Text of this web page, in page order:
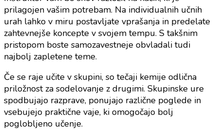
prilagojen vašim potrebam. Na individualnih učnih
urah lahko v miru postavljate vprašanja in predelate
zahtevnejše koncepte v svojem tempu. S takšnim
pristopom boste samozavestneje obvladali tudi
najbolj zapletene teme.
Če se raje učite v skupini, so tečaji kemije odlična
priložnost za sodelovanje z drugimi. Skupinske ure
spodbujajo razprave, ponujajo različne poglede in
vsebujejo praktične vaje, ki omogočajo bolj
poglobljeno učenje.